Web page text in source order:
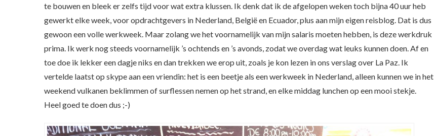
te bouwen en bleek er zelfs tijd voor wat extra klussen. Ik denk dat ik de afgelopen weken toch bijna 40 uur heb
gewerkt elke week, voor opdrachtgevers in Nederland, België en Ecuador, plus aan mijn eigen reisblog. Dat is dus
gewoon een volle werkweek. Maar zolang we het voornamelijk van mijn salaris moeten hebben, is deze werkdruk
prima. Ik werk nog steeds voornamelijk ’s ochtends en ’s avonds, zodat we overdag wat leuks kunnen doen. Af en
toe doe ik lekker een dagje niks en dan trekken we erop uit, zoals je kon lezen in ons verslag over La Paz. Ik
vertelde laatst op skype aan een vriendin: het is een beetje als een werkweek in Nederland, alleen kunnen we in het
weekend vulkanen beklimmen of surflessen nemen op het strand, en elke middag lunchen op een mooi stekje.
Heel goed te doen dus ;-)